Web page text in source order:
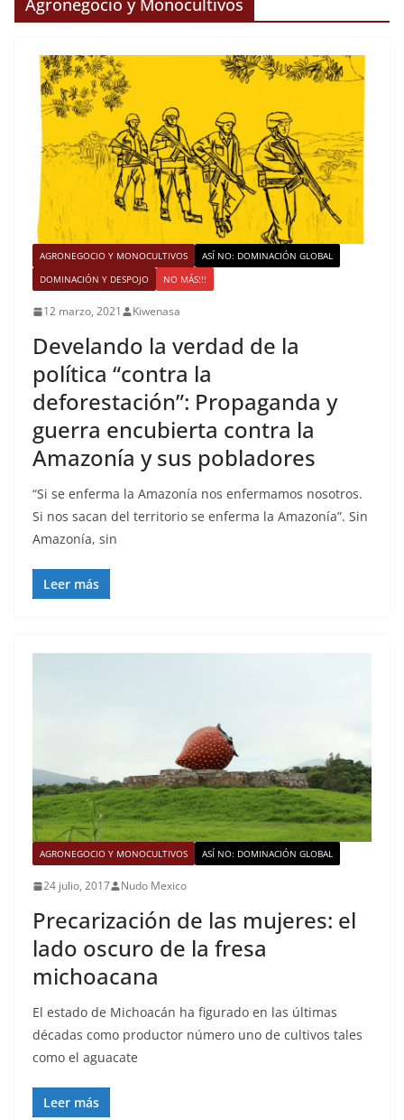
Agronegocio y Monocultivos
AGRONEGOCIO Y MONOCULTIVOS
ASÍ NO: DOMINACIÓN GLOBAL
DOMINACIÓN Y DESPOJO
NO MÁS!!!
12 marzo, 2021 Kiwenasa
Develando la verdad de la
política “contra la
deforestación”: Propaganda y
guerra encubierta contra la
Amazonía y sus pobladores
“Si se enferma la Amazonía nos enfermamos nosotros.
Si nos sacan del territorio se enferma la Amazonía”. Sin
Amazonía, sin
Leer más
AGRONEGOCIO Y MONOCULTIVOS ASÍ NO: DOMINACIÓN GLOBAL
24 julio, 2017 Nudo Mexico
Precarización de las mujeres: el
lado oscuro de la fresa
michoacana
El estado de Michoacán ha figurado en las últimas
décadas como productor número uno de cultivos tales
como el aguacate
Leer más